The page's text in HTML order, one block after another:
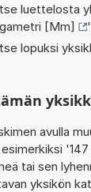
luettelosta
[Mm]
lopuksi
avulla
tai sen
yksikön